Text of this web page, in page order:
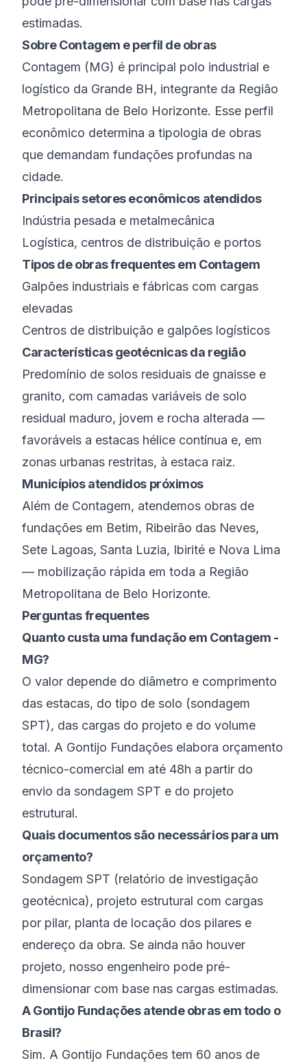
estimadas.
SobreContagem e perfil de obras
Contagem (MG) é principal polo industrial e
logístico da Grande BH, integrante da Região
Metropolitana de Belo Horizonte. Esse perfil
econômico determina a tipologia de obras
que demandam fundações profundas na
cidade.
Principais setores econômicos atendidos
Indústria pesada e metalmecânica
Logística, centros de distribuição e portos
Tipos de obras frequentes em Contagem
Galpões industriais e fábricas com cargas
elevadas
Centros de distribuição e galpões logísticos
Características geotécnicas da região
Predomínio de solos residuais de gnaisse e
granito, com camadas variáveis de solo
residual maduro, jovem e rocha alterada —
favoráveis a estacas hélice contínua e, em
zonas urbanas restritas, à estaca raiz.
Municípios atendidos próximos
Além de Contagem, atendemos obras de
fundações em Betim, Ribeirão das Neves,
Sete Lagoas, Santa Luzia, Ibirité e Nova Lima
— mobilização rápida em toda a Região
Metropolitana de Belo Horizonte.
Perguntas frequentes
Quanto custa uma fundação em Contagem -
MG?
O valor depende do diâmetro e comprimento
das estacas, do tipo de solo (sondagem
SPT), das cargas do projeto e do volume
total. A Gontijo Fundações elabora orçamento
técnico-comercial em até 48h a partir do
envio da sondagem SPT e do projeto
estrutural.
Quais documentos são necessários para um
orçamento?
Sondagem SPT (relatório de investigação
geotécnica), projeto estrutural com cargas
por pilar, planta de locação dos pilares e
endereço da obra. Se ainda não houver
projeto, nosso engenheiro pode pré-
dimensionar com base nas cargas estimadas.
A Gontijo Fundações atende obras em todo o
Brasil?
Sim. A Gontijo Fundações tem 60 anos de